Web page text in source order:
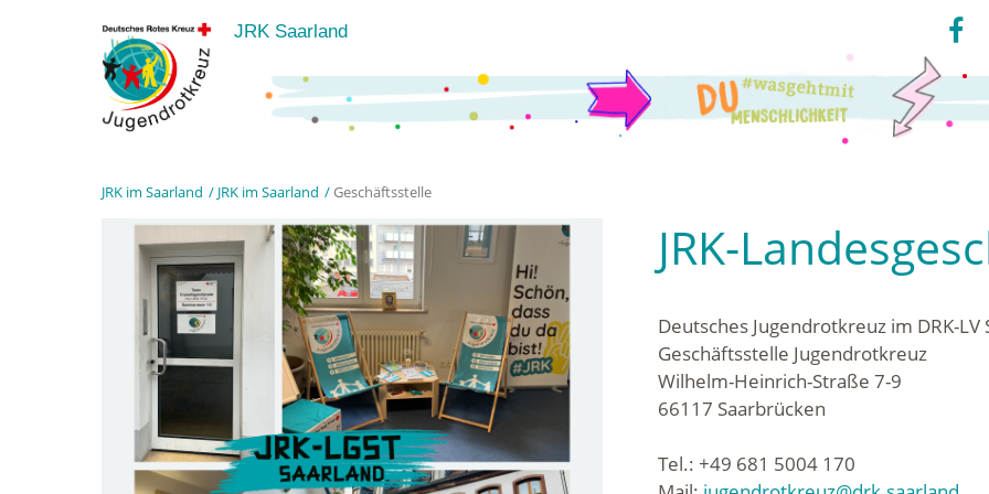
JRK Saarland
JRK im Saarland JRK im Saarland Geschäftsstelle
JRK-
Deutsches Jugendrotkreuz im DRK-LV
Geschäftsstelle Jugendrotkreuz
Wilhelm-Heinrich-Straße 7-9
66117 Saarbrücken
Tel.: +49 681 5004 170